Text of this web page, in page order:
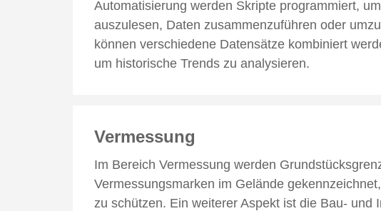
Automatisierung werden Skripte programmiert,
auszulesen, Daten zusammenzuführen oder
können verschiedene Datensätze kombiniert
um historische Trends zu analysieren.
Vermessung
Im Bereich Vermessung werden
Vermessungsmarken im Gelände
zu schützen. Ein weiterer Aspekt ist die Bau-